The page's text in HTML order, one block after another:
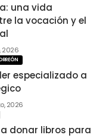
una vida
la vocación y el
2026
especializado a
2026
donar libros para